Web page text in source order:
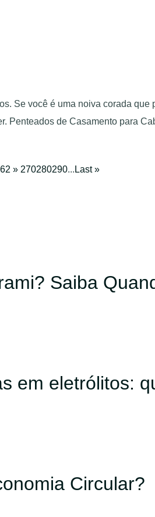
Se você é uma noiva corada
Penteados de Casamento para
» 270280290... Last »
Saiba
em eletrólitos:
Circular?